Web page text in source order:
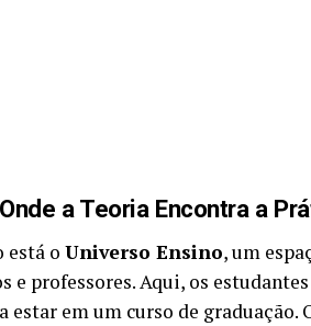
a Teoria Encontra a
está o Universo Ensino, um
e professores. Aqui, os
estar em um curso de graduação.